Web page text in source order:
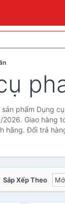
phẩm Dụng
Giao hàng
hãng. Đổi trả
Sắp Xếp Theo